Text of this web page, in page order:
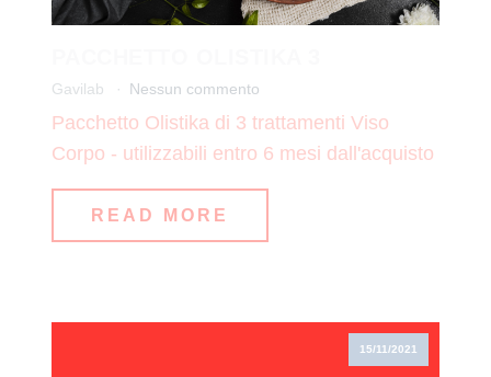
Gavilab Nessun commento
Pacchetto Olistika di 3 trattamenti Viso
Corpo - utilizzabili entro 6 mesi dall'acquisto
READ MORE
15/11/2021